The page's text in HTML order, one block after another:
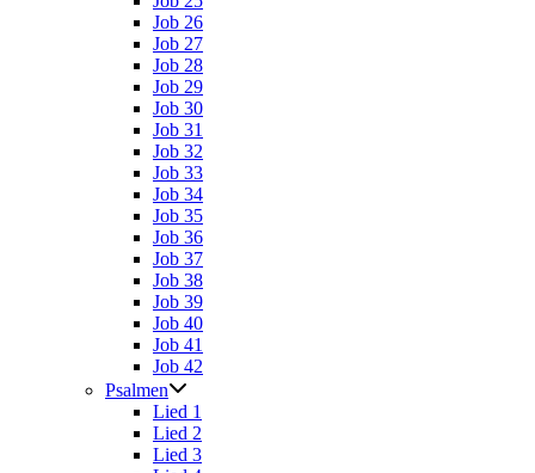
Job 26
Job 27
Job 28
Job 29
Job 30
Job 31
Job 32
Job 33
Job 34
Job 35
Job 36
Job 37
Job 38
Job 39
Job 40
Job 41
Job 42
Psalmen
Lied 1
Lied 2
Lied 3